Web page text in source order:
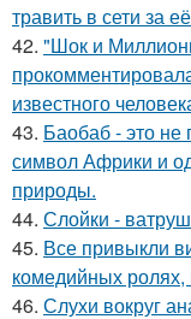
травить в сети за
42. "Шок и
известного
43. Баобаб - это не
символ Африки и
природы.
44. Слойки -
45. Все привыкли
комедийных
46. Слухи вокруг